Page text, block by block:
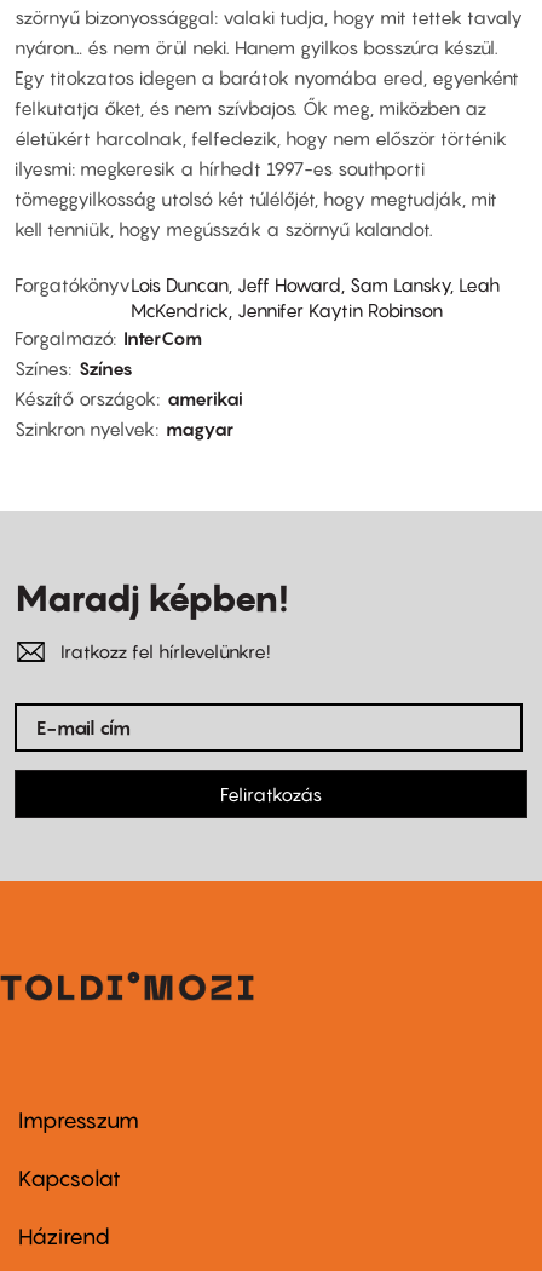
szörnyű bizonyossággal: valaki tudja, hogy mit tettek tavaly
nyáron… és nem örül neki. Hanem gyilkos bosszúra készül.
Egy titokzatos idegen a barátok nyomába ered, egyenként
felkutatja őket, és nem szívbajos. Ők meg, miközben az
életükért harcolnak, felfedezik, hogy nem először történik
ilyesmi: megkeresik a hírhedt 1997-es southporti
tömeggyilkosság utolsó két túlélőjét, hogy megtudják, mit
kell tenniük, hogy megússzák a szörnyű kalandot.
ForgatókönyvLois Duncan, Jeff Howard, Sam Lansky, Leah
McKendrick, Jennifer Kaytin Robinson
Forgalmazó InterCom
Színes Színes
Készítő országok
amerikai
Szinkron nyelvek
magyar
Maradj képben!
Iratkozz fel hírlevelünkre!
Feliratkozás
Footer
first
Impresszum
Kapcsolat
Footer
Házirend